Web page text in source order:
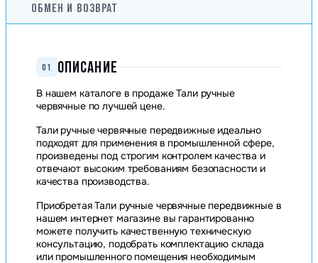
ОБМЕН И ВОЗВРАТ
01 ОПИСАНИЕ
В нашем каталоге в продаже Тали ручные
червячные по лучшей цене.
Тали ручные червячные передвижные идеально
подходят для применения в промышленной сфере,
произведены под строгим контролем качества и
отвечают высоким требованиям безопасности и
качества производства.
Приобретая Тали ручные червячные передвижные в
нашем интернет магазине вы гарантированно
можете получить качественную техническую
консультацию, подобрать комплектацию склада
или промышленного помещения необходимым